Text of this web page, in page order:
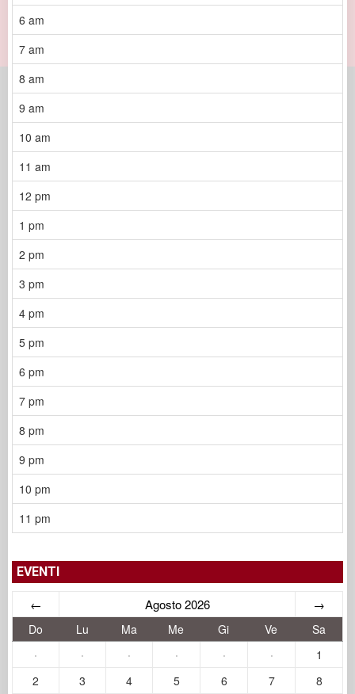
6 am
7 am
8 am
9 am
10 am
11 am
12 pm
1 pm
2 pm
3 pm
4 pm
5 pm
6 pm
7 pm
8 pm
9 pm
10 pm
11 pm
EVENTI
← Agosto 2026 →
Do Lu Ma Me Gi Ve
Sa
·
· · · · ·
1
2
3 4 5 6 7 8